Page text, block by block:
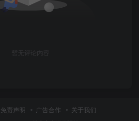
暂无评论内容
免责声明 广告合作 关于我们